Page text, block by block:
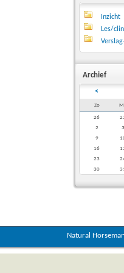
Inzicht
Les/
Archief
<
Zo
26
2
3
9
16
23
30
Natural